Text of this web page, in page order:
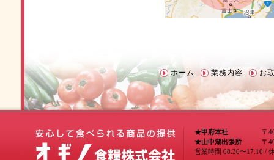
ホーム 業務内容 お
★甲府本社 〒400-0047
★山中湖出張所 〒401-
営業時間 08:30〜17:10 /